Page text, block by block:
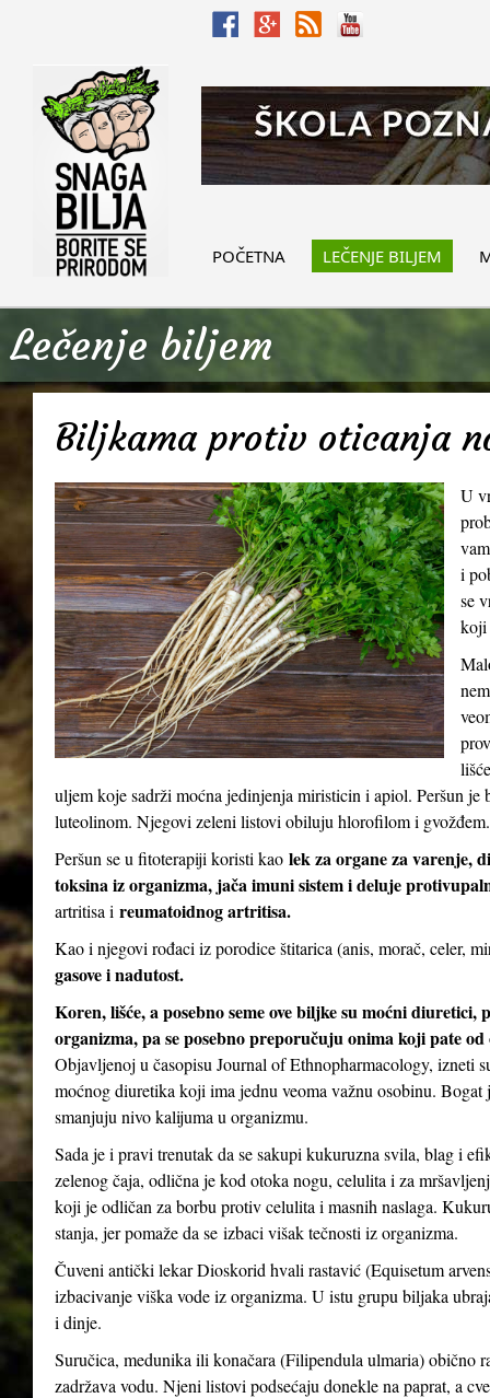
POČETNA LEČENJE BILJEM
Lečenje biljem
Biljkama protiv oticanja
U
i
se
koji
uljem koje sadrži moćna jedinjenja miristicin i apiol. Peršun
luteolinom. Njegovi zeleni listovi obiluju hlorofilom i gvožđem.
Peršun se u fitoterapiji koristi kao lek za organe za varenje,
toksina iz organizma, jača imuni sistem i deluje
artritisa i reumatoidnog artritisa.
Kao i njegovi rođaci iz porodice štitarica (anis, morač, celer,
gasove i nadutost.
Koren, lišće, a posebno seme ove biljke su moćni diuretici,
organizma, pa se posebno preporučuju onima koji pate
Objavljenoj u časopisu Journal of Ethnopharmacology, izneti
moćnog diuretika koji ima jednu veoma važnu osobinu.
smanjuju nivo kalijuma u ​​organizmu.
Sada je i pravi trenutak da se sakupi kukuruzna svila, blag i
zelenog čaja, odlična je kod otoka nogu, celulita i za
koji je odličan za borbu protiv celulita i masnih naslaga.
stanja, jer pomaže da se izbaci višak tečnosti iz organizma.
Čuveni antički lekar Dioskorid hvali rastavić (Equisetum
izbacivanje viška vode iz organizma. U istu grupu biljaka
i dinje.
Suručica, medunika ili konačara (Filipendula ulmaria) obično
zadržava vodu. Njeni listovi podsećaju donekle na paprat, a